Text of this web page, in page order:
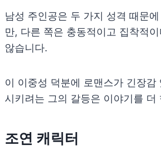
남성 주인공은 두 가지 성격 때문
만, 다른 쪽은 충동적이고 집착적
않습니다.
이 이중성 덕분에 로맨스가 긴장
시키려는 그의 갈등은 이야기를 더
조연 캐릭터